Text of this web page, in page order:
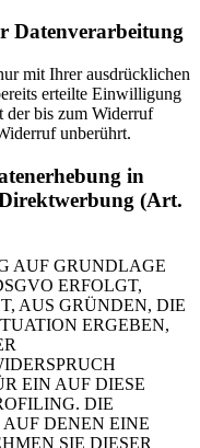
Datenverarbeitung
mit Ihrer ausdrücklichen
erteilte Einwilligung
der bis zum Widerruf
unberührt.
in
Direktwerbung (Art.
AUF GRUNDLAGE
ERFOLGT,
AUS GRÜNDEN, DIE
ERGEBEN,
EIN AUF DIESE
DIE
DENEN EINE
SIE DIESER